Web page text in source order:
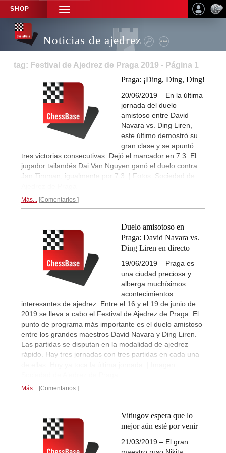
SHOP
TOGGLE
NAVIGATION
Noticias de ajedrez
tag: Festival de Ajedrez de Praga 2019 - Página 1
Praga: ¡Ding, Ding, Ding!
20/06/2019 – En la última
jornada del duelo
amistoso entre David
Navara vs. Ding Liren,
este último demostró su
gran clase y se apuntó
tres victorias consecutivas. Dejó el marcador en 7:3. El
jugador tailandés Dai Van Nguyen ganó el duelo contra
Jan Timman, igualmente por 7:3. | Fotos: Sociedad de
Más... Comentarios
Duelo amisotoso en
Praga: David Navara vs.
Ding Liren en directo
19/06/2019 – Praga es
una ciudad preciosa y
alberga muchísimos
acontecimientos
interesantes de ajedrez. Entre el 16 y el 19 de junio de
2019 se lleva a cabo el Festival de Ajedrez de Praga. El
punto de programa más importante es el duelo amistoso
entre los grandes maestros David Navara y Ding Liren.
Las partidas se disputan en la modalidad de ajedrez
rápido. Hay tres jornadas con tres partidas en cada una
Más... Comentarios
Vitiugov espera que lo
mejor aún esté por venir
21/03/2019 – El gran